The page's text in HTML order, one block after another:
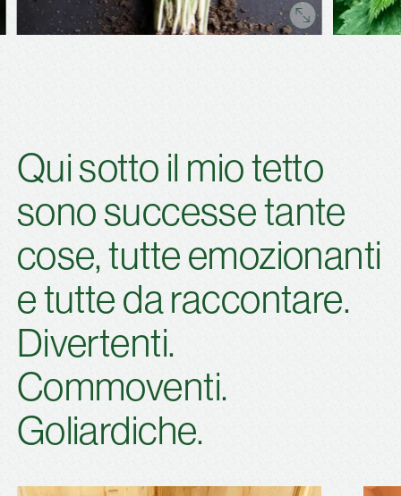
Qui sotto il mio tetto
sono successe tante
cose, tutte emozionanti
e tutte da raccontare.
Divertenti.
Commoventi.
Goliardiche.